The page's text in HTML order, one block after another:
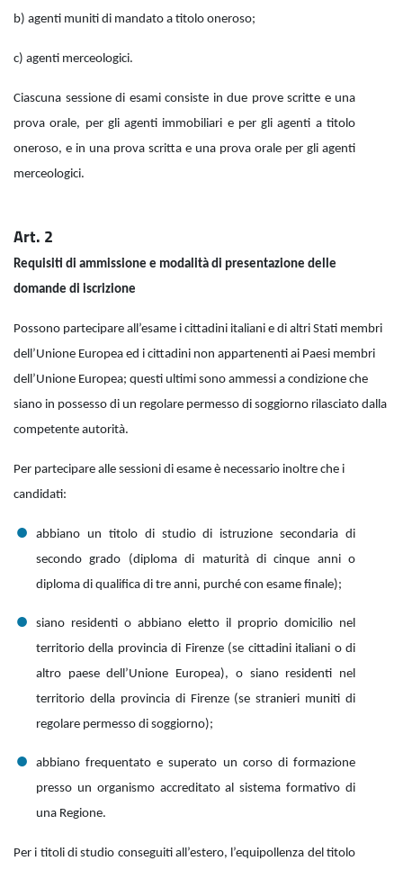
b) agenti muniti di mandato a titolo oneroso;
c) agenti merceologici.
Ciascuna sessione di esami consiste in due prove scritte e una
prova orale, per gli agenti immobiliari e per gli agenti a titolo
oneroso, e in una prova scritta e una prova orale per gli agenti
merceologici.
Art. 2
Requisiti di ammissione e modalità di presentazione delle
domande di iscrizione
Possono partecipare all’esame i cittadini italiani e di altri Stati membri
dell’Unione Europea ed i cittadini non appartenenti ai Paesi membri
dell’Unione Europea; questi ultimi sono ammessi a condizione che
siano in possesso di un regolare permesso di soggiorno rilasciato dalla
competente autorità.
Per partecipare alle sessioni di esame è necessario inoltre che i
candidati:
abbiano un titolo di studio di istruzione secondaria di
secondo grado (diploma di maturità di cinque anni o
diploma di qualifica di tre anni, purché con esame finale);
siano residenti o abbiano eletto il proprio domicilio nel
territorio della provincia di Firenze (se cittadini italiani o di
altro paese dell’Unione Europea), o siano residenti nel
territorio della provincia di Firenze (se stranieri muniti di
regolare permesso di soggiorno);
abbiano frequentato e superato un corso di formazione
presso un organismo accreditato al sistema formativo di
una Regione.
Per i titoli di studio conseguiti all’estero, l’equipollenza del titolo